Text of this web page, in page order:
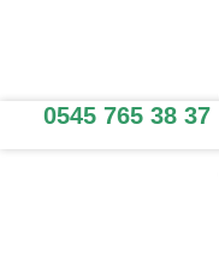
0545 765 38 37